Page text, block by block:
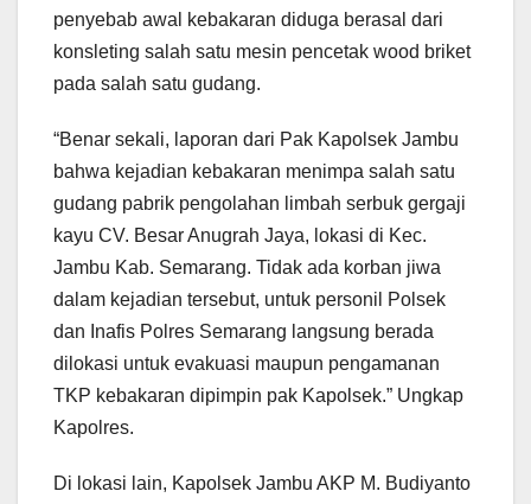
penyebab awal kebakaran diduga berasal dari
konsleting salah satu mesin pencetak wood briket
pada salah satu gudang.
“Benar sekali, laporan dari Pak Kapolsek Jambu
bahwa kejadian kebakaran menimpa salah satu
gudang pabrik pengolahan limbah serbuk gergaji
kayu CV. Besar Anugrah Jaya, lokasi di Kec.
Jambu Kab. Semarang. Tidak ada korban jiwa
dalam kejadian tersebut, untuk personil Polsek
dan Inafis Polres Semarang langsung berada
dilokasi untuk evakuasi maupun pengamanan
TKP kebakaran dipimpin pak Kapolsek.” Ungkap
Kapolres.
Di lokasi lain, Kapolsek Jambu AKP M. Budiyanto